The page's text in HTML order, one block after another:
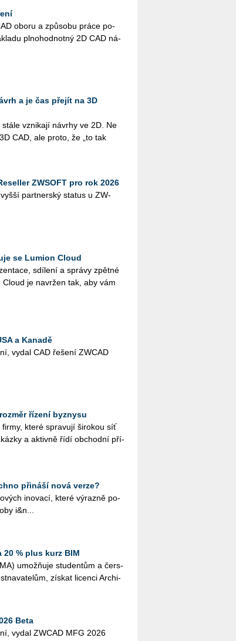
oboru a způ­so­bu práce po­
pl­no­hod­not­ný 2D CAD ná­
a je čas přejít na 3D
vzni­ka­jí ná­vrhy ve 2D. Ne
CAD, ale proto, že „to tak
ZWSOFT pro rok 2026
part­ner­ský sta­tus u ZW­
se Lumion Cloud
sdí­le­ní a sprá­vy zpět­né
je na­vr­žen tak, aby vám
a Kanadě
vydal CAD ře­še­ní ZWCAD
řízení byznysu
které spra­vu­jí ši­ro­kou síť
a ak­tiv­ně řídí ob­chod­ní pří­
přináší nová verze?
ino­va­cí, které vý­raz­ně po­
i&n...
% plus kurz BIM
umož­ňuje stu­den­tům a čer­s­
zís­kat li­cen­ci Ar­chi­
Beta
vydal ZWCAD MFG 2026